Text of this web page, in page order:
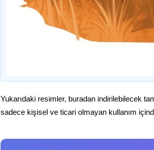
Yukarıdaki resimler, buradan indirilebilecek
sadece kişisel ve ticari olmayan kullanım